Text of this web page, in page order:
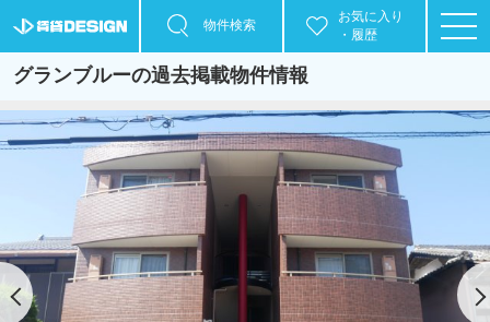
物件検索
お気に入り
・履歴
グランブルーの過去掲載物件情報